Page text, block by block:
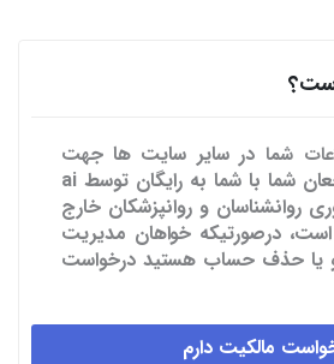
شما در سایر سایت ها جهت
تسهیل ارتباط مراجعان شما با شما به رایگان توسط ai
روانشناسان و روانپزشکان خارج
درصورتیکه خواهان مدیریت
و یا حذف حساب هستید درخواست
مالکیت دارم